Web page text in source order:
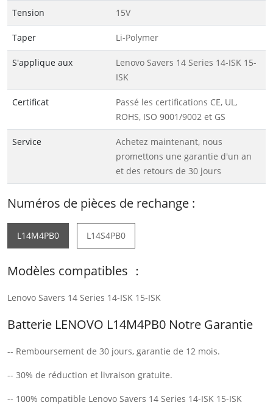
Tension 15V
Taper Li-Polymer
S'applique aux
Lenovo Savers 14 Series 14-ISK 15-
ISK
Certificat
Passé les certifications CE, UL,
ROHS, ISO 9001/9002 et GS
Service
Achetez maintenant, nous
promettons une garantie d'un an
et des retours de 30 jours
Numéros de pièces de rechange :
L14M4PB0 L14S4PB0
Modèles compatibles ：
Lenovo Savers 14 Series 14-ISK 15-ISK
Batterie LENOVO L14M4PB0 Notre Garantie
-- Remboursement de 30 jours, garantie de 12 mois.
-- 30% de réduction et livraison gratuite.
-- 100% compatible Lenovo Savers 14 Series 14-ISK 15-ISK